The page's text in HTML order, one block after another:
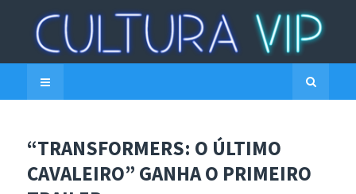
“TRANSFORMERS: O ÚLTIMO
CAVALEIRO” GANHA O PRIMEIRO